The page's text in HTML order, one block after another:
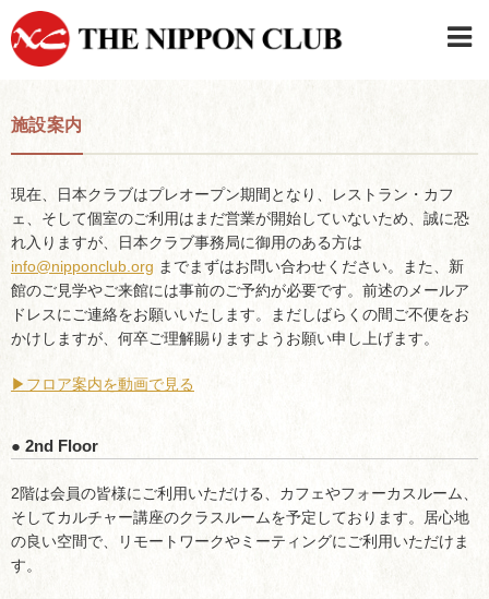
施設案内
現在、日本クラブはプレオープン期間となり、レストラン・カフ
ェ、そして個室のご利用はまだ営業が開始していないため、誠に恐
れ入りますが、日本クラブ事務局に御用のある方は
info@nipponclub.org までまずはお問い合わせください。また、新
館のご見学やご来館には事前のご予約が必要です。前述のメールア
ドレスにご連絡をお願いいたします。まだしばらくの間ご不便をお
かけしますが、何卒ご理解賜りますようお願い申し上げます。
▶︎フロア案内を動画で見る
● 2nd Floor
2階は会員の皆様にご利用いただける、カフェやフォーカスルーム、
そしてカルチャー講座のクラスルームを予定しております。居心地
の良い空間で、リモートワークやミーティングにご利用いただけま
す。
日本クラブメンバーログイン
連絡先・駐車場
はじめてご利用の方はこちら
›